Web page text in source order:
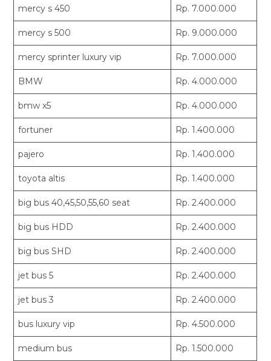
mercy s 450 Rp. 7.000.000
mercy s 500 Rp. 9.000.000
mercy sprinter luxury vip Rp. 7.000.000
BMW Rp. 4.000.000
bmw x5 Rp. 4.000.000
fortuner Rp. 1.400.000
pajero Rp. 1.400.000
toyota altis Rp. 1.400.000
big bus 40,45,50,55,60 seat Rp. 2.400.000
big bus HDD Rp. 2.400.000
big bus SHD Rp. 2.400.000
jet bus 5 Rp. 2.400.000
jet bus 3 Rp. 2.400.000
bus luxury vip Rp. 4.500.000
medium bus Rp. 1.500.000